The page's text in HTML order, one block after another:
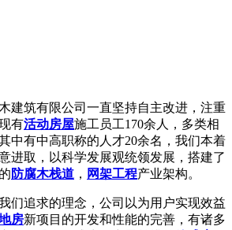
筑有限公司一直坚持自主改进，注重
有活动房屋施工员工170余人，多类相
中有中高职称的人才20余名，我们本着
进取，以科学发展观统领发展，搭建了
防腐木栈道 ， 网架工程产业架构。
追求的理念，公司以为用户实现效益
房新项目的开发和性能的完善，有诸多